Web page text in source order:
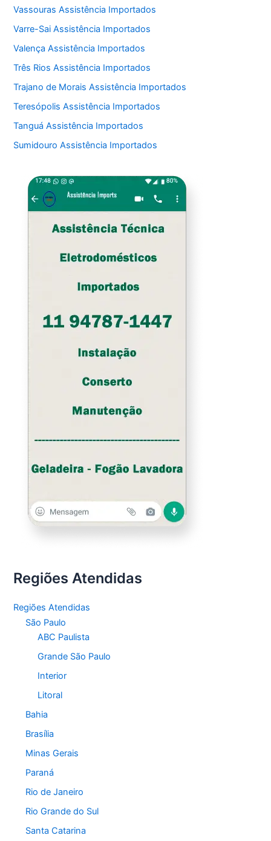
Vassouras Assistência Importados
Varre-Sai Assistência Importados
Valença Assistência Importados
Três Rios Assistência Importados
Trajano de Morais Assistência Importados
Teresópolis Assistência Importados
Tanguá Assistência Importados
Sumidouro Assistência Importados
Regiões Atendidas
Regiões Atendidas
São Paulo
ABC Paulista
Grande São Paulo
Interior
Litoral
Bahia
Brasília
Minas Gerais
Paraná
Rio de Janeiro
Rio Grande do Sul
Santa Catarina